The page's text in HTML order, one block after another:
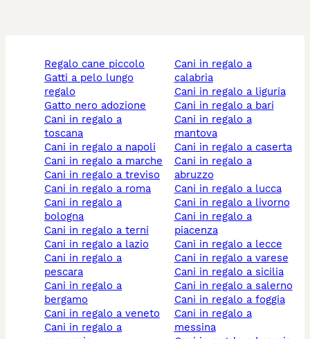
regalo cane piccolo
gatti a pelo lungo
regalo
gatto nero adozione
cani in regalo a
toscana
cani in regalo a napoli
cani in regalo a marche
cani in regalo a treviso
cani in regalo a roma
cani in regalo a
bologna
cani in regalo a terni
cani in regalo a lazio
cani in regalo a
pescara
cani in regalo a
bergamo
cani in regalo a veneto
cani in regalo a
cani in regalo a
calabria
cani in regalo a liguria
cani in regalo a bari
cani in regalo a
mantova
cani in regalo a caserta
cani in regalo a
abruzzo
cani in regalo a lucca
cani in regalo a livorno
cani in regalo a
piacenza
cani in regalo a lecce
cani in regalo a varese
cani in regalo a sicilia
cani in regalo a salerno
cani in regalo a foggia
cani in regalo a
messina